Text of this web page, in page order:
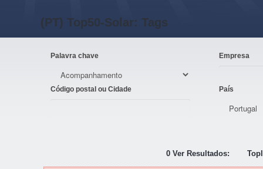
(PT) Top50-Solar: Tags
Palavra chave Empresa
Código postal ou Cidade País
0 Ver Resultados: